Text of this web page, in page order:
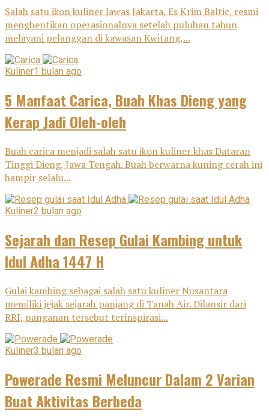
Salah satu ikon kuliner lawas Jakarta, Es Krim Baltic, resmi
menghentikan operasionalnya setelah puluhan tahun
melayani pelanggan di kawasan Kwitang,...
Kuliner1 bulan ago
5 Manfaat Carica, Buah Khas Dieng yang
Kerap Jadi Oleh-oleh
Buah carica menjadi salah satu ikon kuliner khas Dataran
Tinggi Dieng, Jawa Tengah. Buah berwarna kuning cerah ini
hampir selalu...
Kuliner2 bulan ago
Sejarah dan Resep Gulai Kambing untuk
Idul Adha 1447 H
Gulai kambing sebagai salah satu kuliner Nusantara
memiliki jejak sejarah panjang di Tanah Air. Dilansir dari
RRI, panganan tersebut terinspirasi...
Kuliner3 bulan ago
Powerade Resmi Meluncur Dalam 2 Varian
Buat Aktivitas Berbeda